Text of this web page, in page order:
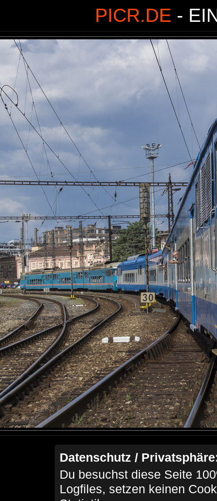
PICR.DE -
Datenschutz /
Du besuchst diese Seite
Logfiles, setzen keinen